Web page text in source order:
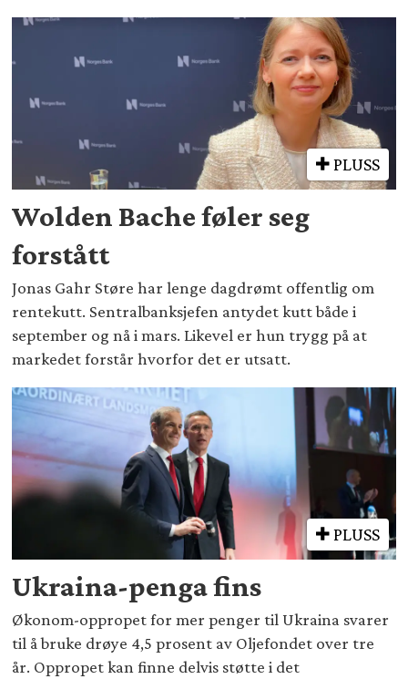
PLUSS
Wolden Bache føler seg
forstått
Jonas Gahr Støre har lenge dagdrømt offentlig om
rentekutt. Sentralbanksjefen antydet kutt både i
september og nå i mars. Likevel er hun trygg på at
markedet forstår hvorfor det er utsatt.
PLUSS
Ukraina-penga fins
Økonom-oppropet for mer penger til Ukraina svarer
til å bruke drøye 4,5 prosent av Oljefondet over tre
år. Oppropet kan finne delvis støtte i det